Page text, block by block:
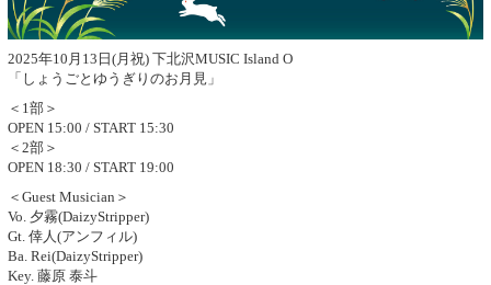
2025年10月13日(月祝) 下北沢MUSIC Island O
「しょうごとゆうぎりのお月見」
＜1部＞
OPEN 15:00 / START 15:30
＜2部＞
OPEN 18:30 / START 19:00
＜Guest Musician＞
Vo. 夕霧(DaizyStripper)
Gt. 倖人(アンフィル)
Ba. Rei(DaizyStripper)
Key. 藤原 泰斗